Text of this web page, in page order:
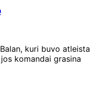
kuri buvo atleista
komandai grasina